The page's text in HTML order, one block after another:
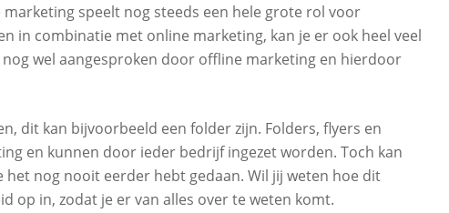
speelt nog steeds een hele grote rol voor
in combinatie met online marketing, kan je er ook heel veel
wel aangesproken door offline marketing en hierdoor
dit kan bijvoorbeeld een folder zijn. Folders, flyers en
en kunnen door ieder bedrijf ingezet worden. Toch kan
nog nooit eerder hebt gedaan. Wil jij weten hoe dit
op in, zodat je er van alles over te weten komt.